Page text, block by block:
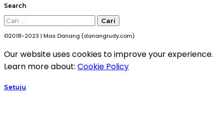
Search
Cari
untuk:
©2018-2023 | Mas Danang (danangrudy.com)
Our website uses cookies to improve your experience.
Learn more about: Cookie Policy
Setuju